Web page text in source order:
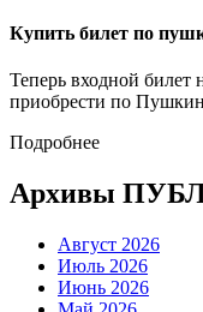
Купить билет по
Теперь входной билет
приобрести по
Подробнее
Архивы
Август 2026
Июль 2026
Июнь 2026